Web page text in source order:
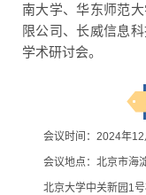
南大学、华东师范
限公司、长威信息
学术研讨会。
会议时间：2024年
会议地点：北京市海
北京大学中关新园1